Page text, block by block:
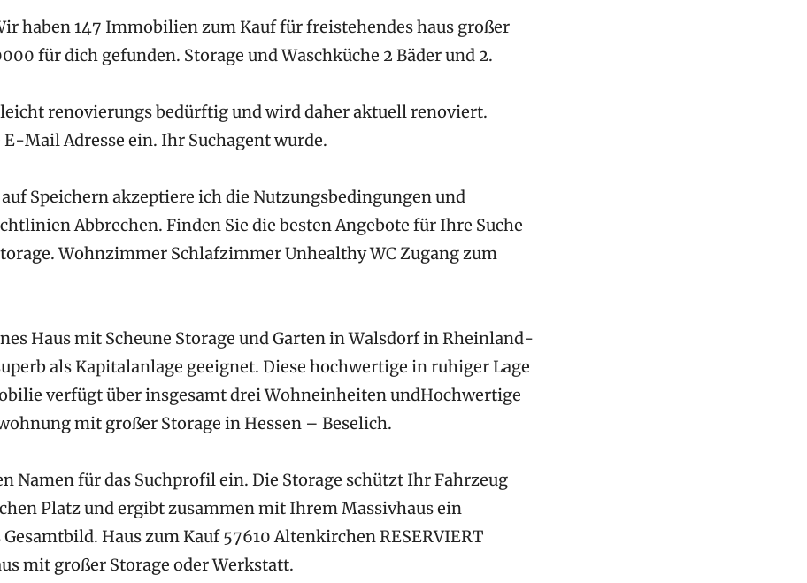
haben 147 Immobilien zum Kauf für freistehendes haus großer
für dich gefunden. Storage und Waschküche 2 Bäder und 2.
renovierungs bedürftig und wird daher aktuell renoviert.
E-Mail Adresse ein. Ihr Suchagent wurde.
Speichern akzeptiere ich die Nutzungsbedingungen und
Abbrechen. Finden Sie die besten Angebote für Ihre Suche
Wohnzimmer Schlafzimmer Unhealthy WC Zugang zum
Haus mit Scheune Storage und Garten in Walsdorf in Rheinland-
als Kapitalanlage geeignet. Diese hochwertige in ruhiger Lage
verfügt über insgesamt drei Wohneinheiten undHochwertige
mit großer Storage in Hessen – Beselich.
Namen für das Suchprofil ein. Die Storage schützt Ihr Fahrzeug
Platz und ergibt zusammen mit Ihrem Massivhaus ein
Haus zum Kauf 57610 Altenkirchen RESERVIERT
mit großer Storage oder Werkstatt.